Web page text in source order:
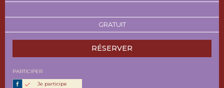
GRATUIT
RÉSERVER
PARTICIPER
Je participe